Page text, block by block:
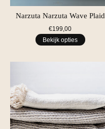
Narzuta Narzuta Wave Plaid
€199,00
Bekijk opties